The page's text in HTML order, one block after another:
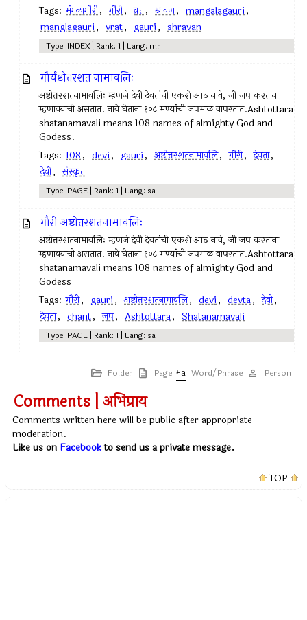
Tags: मंगळागौरी, गौरी, व्रत, श्रावण, mangalagauri,
manglagauri, vrat, gauri, shravan
Type: INDEX | Rank: 1 | Lang: mr
गौर्यष्टोत्तरशत नामावलिः
अष्टोत्तरशतनामावलिः म्हणजे देवी देवतांची एकशे आठ नावे, जी जप करताना
म्हणावयाची असतात. नावे घेताना १०८ मण्यांची जपमाळ वापरतात.Ashtottara
shatanamavali means 108 names of almighty God and
Godess.
Tags: 108, devi, gauri, अष्टोत्तरशतनामावलि, गौरी, देवता,
देवी, संस्कृत
Type: PAGE | Rank: 1 | Lang: sa
गौरी अष्टोत्तरशतनामावलिः
अष्टोत्तरशतनामावलिः म्हणजे देवी देवतांची एकशे आठ नावे, जी जप करताना
म्हणावयाची असतात. नावे घेताना १०८ मण्यांची जपमाळ वापरतात.Ashtottara
shatanamavali means 108 names of almighty God and
Godess
Tags: गौरी, gauri, अष्टोत्तरशतनामावलि, devi, devta, देवी,
देवता, chant, जप, Ashtottara, Shatanamavali
Type: PAGE | Rank: 1 | Lang: sa
Folder Page Word/Phrase Person
Comments | अभिप्राय
Comments written here will be public after appropriate
moderation.
Like us on Facebookto send us a private message.
TOP